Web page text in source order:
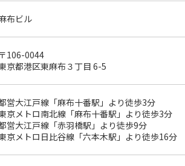
布ビル
〒106-0044
京都港区東麻布３丁目 6-5
営大江戸線「麻布十番駅」より徒歩3分
京メトロ南北線「麻布十番駅」より徒歩3分
営大江戸線「赤羽橋駅」より徒歩9分
京メトロ日比谷線「六本木駅」より徒歩16分